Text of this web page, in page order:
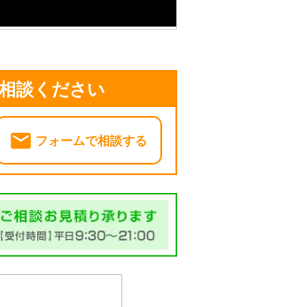
談ください
フォームで相談する